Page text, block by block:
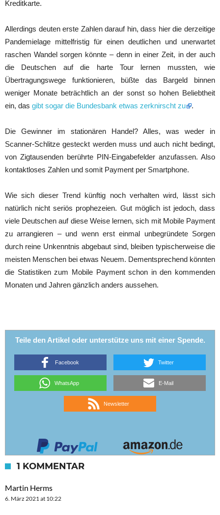
Kreditkarte.
Allerdings deuten erste Zahlen darauf hin, dass hier die derzeitige
Pandemielage mittelfristig für einen deutlichen und unerwartet
raschen Wandel sorgen könnte – denn in einer Zeit, in der auch
die Deutschen auf die harte Tour lernen mussten, wie
Übertragungswege funktionieren, büßte das Bargeld binnen
weniger Monate beträchtlich an der sonst so hohen Beliebtheit
ein, das gibt sogar die Bundesbank etwas zerknirscht zu .
Die Gewinner im stationären Handel? Alles, was weder in
Scanner-Schlitze gesteckt werden muss und auch nicht bedingt,
von Zigtausenden berührte PIN-Eingabefelder anzufassen. Also
kontaktloses Zahlen und somit Payment per Smartphone.
Wie sich dieser Trend künftig noch verhalten wird, lässt sich
natürlich nicht seriös prophezeien. Gut möglich ist jedoch, dass
viele Deutschen auf diese Weise lernen, sich mit Mobile Payment
zu arrangieren – und wenn erst einmal unbegründete Sorgen
durch reine Unkenntnis abgebaut sind, bleiben typischerweise die
meisten Menschen bei etwas Neuem. Dementsprechend könnten
die Statistiken zum Mobile Payment schon in den kommenden
Monaten und Jahren gänzlich anders aussehen.
Teile den Artikel oder unterstütze uns mit einer Spende.
Facebook Twitter
WhatsApp E-Mail
Newsletter
1 KOMMENTAR
Martin Herms
6. März 2021 at 10:22